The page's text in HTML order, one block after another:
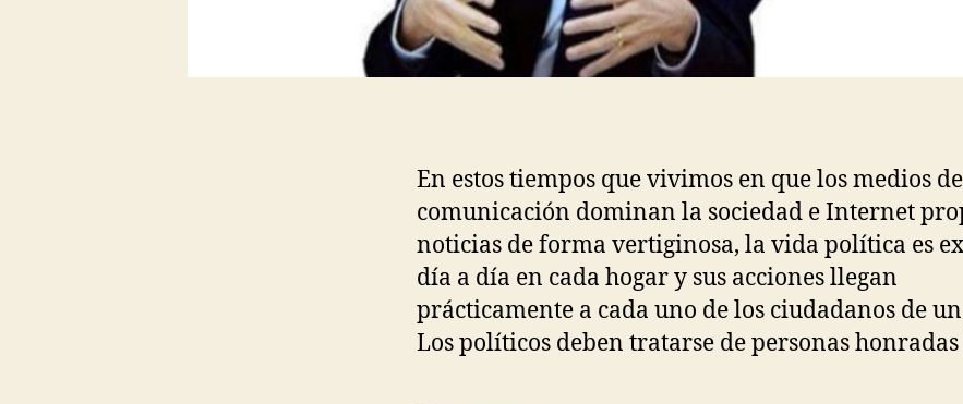
En estos tiempos que vivimos en que los medios de
comunicación dominan la sociedad e Internet
noticias de forma vertiginosa, la vida política es
día a día en cada hogar y sus acciones llegan
prácticamente a cada uno de los ciudadanos de
Los políticos deben tratarse de personas